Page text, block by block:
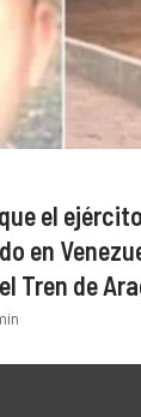
el
en
Tren de